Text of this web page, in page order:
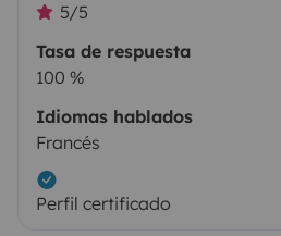
5/5
Tasa de respuesta
100 %
Idiomas hablados
Francés
Perfil certificado